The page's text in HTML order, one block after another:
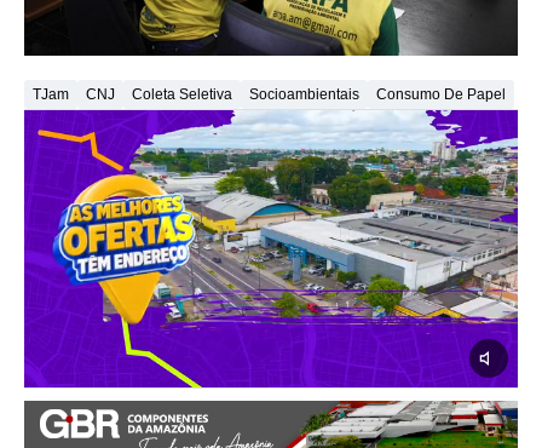
TJam CNJ Coleta Seletiva Socioambientais Consumo De Papel